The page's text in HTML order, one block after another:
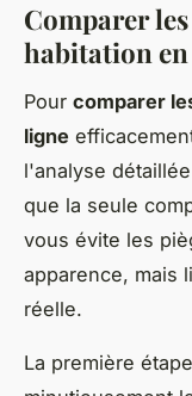
Comparer
habitation
Pour comparer
ligne
l'analyse
que la seule
vous évite les
apparence, mais
réelle.
La première